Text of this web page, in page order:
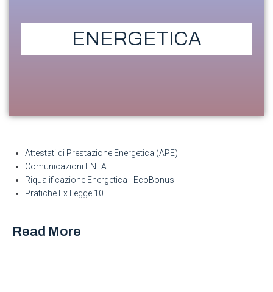
ENERGETICA
Attestati di Prestazione Energetica (APE)
Comunicazioni ENEA
Riqualificazione Energetica - EcoBonus
Pratiche Ex Legge 10
Read More